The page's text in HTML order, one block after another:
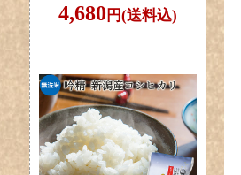
4,680 円(送料込)